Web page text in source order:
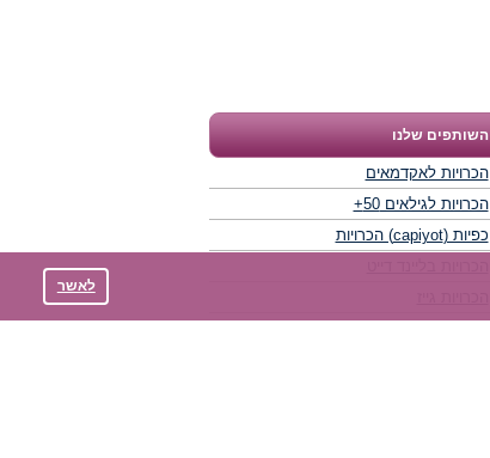
השותפים שלנו
הכרויות לאקדמאים
הכרויות לגילאים 50+
כפיות (capiyot) הכרויות
לאשר